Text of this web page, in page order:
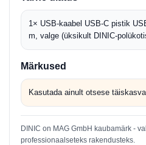
1× USB-kaabel USB-C pistik
m, valge (üksikult DINIC-
Märkused
Kasutada ainult otsese
DINIC on MAG GmbH kaubamärk -
professionaalseteks rakendusteks.